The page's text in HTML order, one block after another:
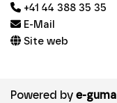
+41 44 388 35 35
E-Mail
Site web
Powered by e-guma